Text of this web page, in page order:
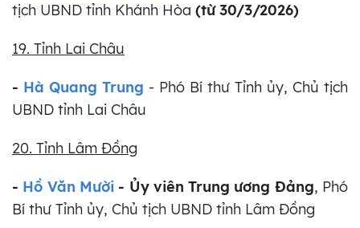
tịch UBND tỉnh Khánh Hòa (từ 30/3/2026)
19. Tỉnh Lai Châu
- Hà Quang Trung - Phó Bí thư Tỉnh ủy, Chủ tịch
UBND tỉnh Lai Châu
20. Tỉnh Lâm Đồng
- Hồ Văn Mười- Ủy viên Trung ương Đảng, Phó
Bí thư Tỉnh ủy, Chủ tịch UBND tỉnh Lâm Đồng